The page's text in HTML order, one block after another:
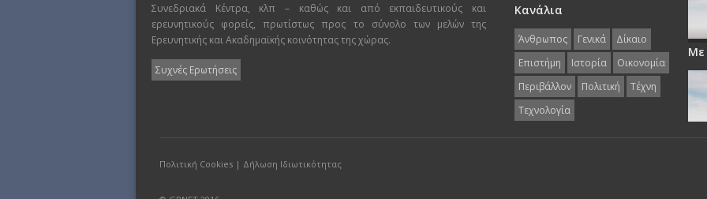
Συνεδριακά Κέντρα, κλπ – καθώς και από εκπαιδευτικούς και
ερευνητικούς φορείς, πρωτίστως προς το σύνολο των μελών της
Ερευνητικής και Ακαδημαϊκής κοινότητας της χώρας.
Συχνές Ερωτήσεις
Κανάλια
Άνθρωπος Γενικά
Δίκαιο
Επιστήμη
Ιστορία
Οικονομία
Περιβάλλον
Πολιτική
Τέχνη
Τεχνολογία
Με
Πολιτική Cookies | Δήλωση Ιδιωτικότητας